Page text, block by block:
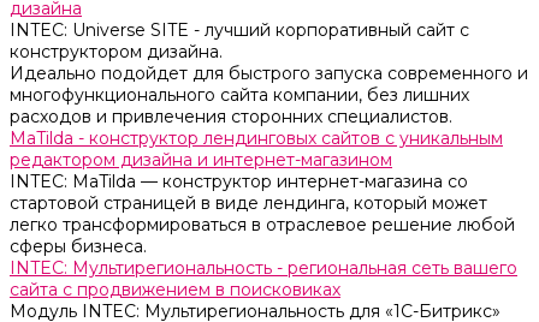
дизайна
INTEC: Universe SITE - лучший корпоративный сайт с
конструктором дизайна.
Идеально подойдет для быстрого запуска современного и
многофункционального сайта компании, без лишних
расходов и привлечения сторонних специалистов.
MaTilda - конструктор лендинговых сайтов с уникальным
редактором дизайна и интернет-магазином
INTEC: MaTilda — конструктор интернет-магазина со
стартовой страницей в виде лендинга, который может
легко трансформироваться в отраслевое решение любой
сферы бизнеса.
INTEC: Мультирегиональность - региональная сеть вашего
сайта с продвижением в поисковиках
Модуль INTEC: Мультирегиональность для «1С-Битрикс»